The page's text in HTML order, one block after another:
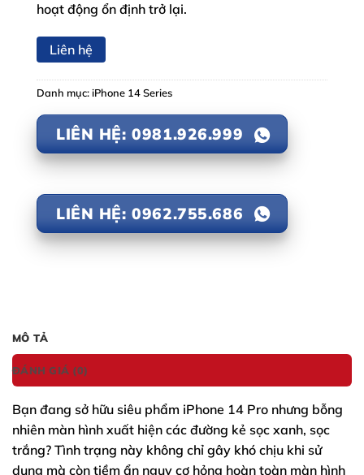
hoạt động ổn định trở lại.
Liên hệ
Danh mục:iPhone 14 Series
LIÊN HỆ: 0981.926.999
LIÊN HỆ: 0962.755.686
MÔ TẢ
ĐÁNH GIÁ (0)
Bạn đang sở hữu siêu phẩm iPhone 14 Pro nhưng bỗng
nhiên màn hình xuất hiện các đường kẻ sọc xanh, sọc
trắng? Tình trạng này không chỉ gây khó chịu khi sử
dụng mà còn tiềm ẩn nguy cơ hỏng hoàn toàn màn hình